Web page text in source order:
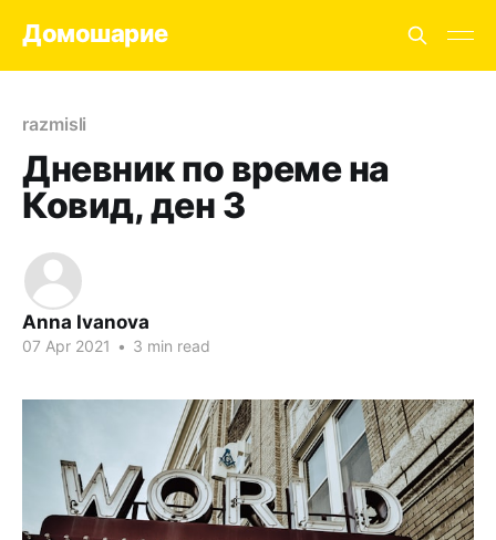
Домошарие
razmisli
Дневник по време на
Ковид, ден 3
Anna Ivanova
07 Apr 2021 • 3 min read